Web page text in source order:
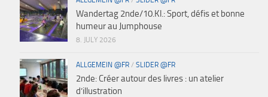
Wandertag 2nde/10.Kl.: Sport, défis et bonne
humeur au Jumphouse
8. JULY 2026
ALLGEMEIN @FR / SLIDER @FR
2nde: Créer autour des livres : un atelier
d’illustration